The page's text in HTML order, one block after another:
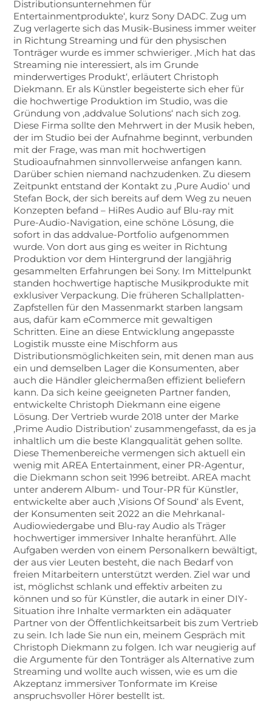
Distributionsunternehmen für
Entertainmentprodukte‘, kurz Sony DADC. Zug um
Zug verlagerte sich das Musik-Business immer weiter
in Richtung Streaming und für den physischen
Tonträger wurde es immer schwieriger. ‚Mich hat das
Streaming nie interessiert, als im Grunde
minderwertiges Produkt‘, erläutert Christoph
Diekmann. Er als Künstler begeisterte sich eher für
die hochwertige Produktion im Studio, was die
Gründung von ‚addvalue Solutions‘ nach sich zog.
Diese Firma sollte den Mehrwert in der Musik heben,
der im Studio bei der Aufnahme beginnt, verbunden
mit der Frage, was man mit hochwertigen
Studioaufnahmen sinnvollerweise anfangen kann.
Darüber schien niemand nachzudenken. Zu diesem
Zeitpunkt entstand der Kontakt zu ‚Pure Audio‘ und
Stefan Bock, der sich bereits auf dem Weg zu neuen
Konzepten befand – HiRes Audio auf Blu-ray mit
Pure-Audio-Navigation, eine schöne Lösung, die
sofort in das addvalue-Portfolio aufgenommen
wurde. Von dort aus ging es weiter in Richtung
Produktion vor dem Hintergrund der langjährig
gesammelten Erfahrungen bei Sony. Im Mittelpunkt
standen hochwertige haptische Musikprodukte mit
exklusiver Verpackung. Die früheren Schallplatten-
Zapfstellen für den Massenmarkt starben langsam
aus, dafür kam eCommerce mit gewaltigen
Schritten. Eine an diese Entwicklung angepasste
Logistik musste eine Mischform aus
Distributionsmöglichkeiten sein, mit denen man aus
ein und demselben Lager die Konsumenten, aber
auch die Händler gleichermaßen effizient beliefern
kann. Da sich keine geeigneten Partner fanden,
entwickelte Christoph Diekmann eine eigene
Lösung. Der Vertrieb wurde 2018 unter der Marke
‚Prime Audio Distribution‘ zusammengefasst, da es ja
inhaltlich um die beste Klangqualität gehen sollte.
Diese Themenbereiche vermengen sich aktuell ein
wenig mit AREA Entertainment, einer PR-Agentur,
die Diekmann schon seit 1996 betreibt. AREA macht
unter anderem Album- und Tour-PR für Künstler,
entwickelte aber auch ‚Visions Of Sound‘ als Event,
der Konsumenten seit 2022 an die Mehrkanal-
Audiowiedergabe und Blu-ray Audio als Träger
hochwertiger immersiver Inhalte heranführt. Alle
Aufgaben werden von einem Personalkern bewältigt,
der aus vier Leuten besteht, die nach Bedarf von
freien Mitarbeitern unterstützt werden. Ziel war und
ist, möglichst schlank und effektiv arbeiten zu
können und so für Künstler, die autark in einer DIY-
Situation ihre Inhalte vermarkten ein adäquater
Partner von der Öffentlichkeitsarbeit bis zum Vertrieb
zu sein. Ich lade Sie nun ein, meinem Gespräch mit
Christoph Diekmann zu folgen. Ich war neugierig auf
die Argumente für den Tonträger als Alternative zum
Streaming und wollte auch wissen, wie es um die
Akzeptanz immersiver Tonformate im Kreise
anspruchsvoller Hörer bestellt ist.